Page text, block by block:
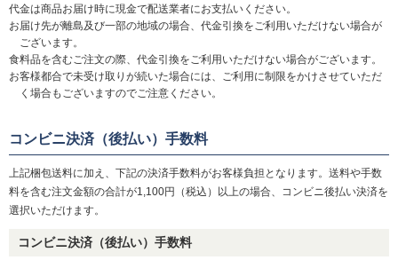
代金は商品お届け時に現金で配送業者にお支払いください。
お届け先が離島及び一部の地域の場合、代金引換をご利用いただけない場合が
ございます。
食料品を含むご注文の際、代金引換をご利用いただけない場合がございます。
お客様都合で未受け取りが続いた場合には、ご利用に制限をかけさせていただ
く場合もございますのでご注意ください。
コンビニ決済（後払い）手数料
上記梱包送料に加え、下記の決済手数料がお客様負担となります。送料や手数
料を含む注文金額の合計が1,100円（税込）以上の場合、コンビニ後払い決済を
選択いただけます。
コンビニ決済（後払い）手数料